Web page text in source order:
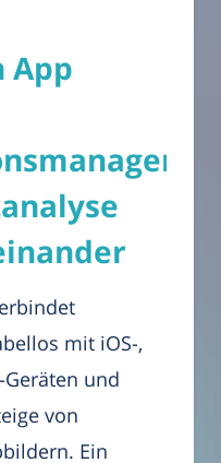
App
mit iOS-,
und
von
Ein